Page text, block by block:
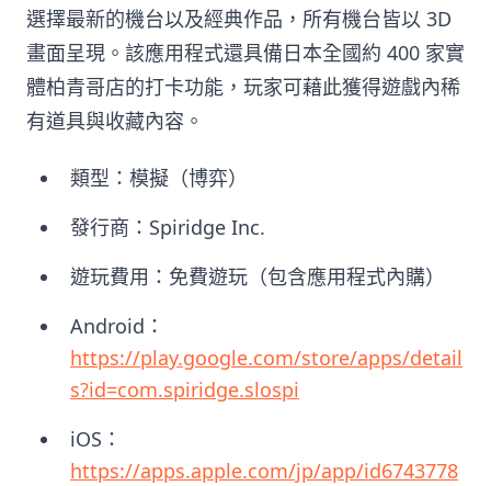
選擇最新的機台以及經典作品，所有機台皆以 3D
畫面呈現。該應用程式還具備日本全國約 400 家實
體柏青哥店的打卡功能，玩家可藉此獲得遊戲內稀
有道具與收藏內容。
類型：模擬（博弈）
發行商：Spiridge Inc.
遊玩費用：免費遊玩（包含應用程式內購）
Android：
https://play.google.com/store/apps/detail
s?id=com.spiridge.slospi
iOS：
https://apps.apple.com/jp/app/id6743778